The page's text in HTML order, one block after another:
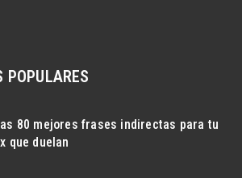
POPULARES
80 mejores frases indirectas para tu
que duelan